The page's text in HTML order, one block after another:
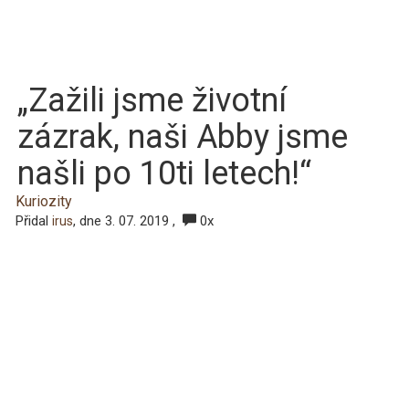
„Zažili jsme životní
zázrak, naši Abby jsme
našli po 10ti letech!“
Kuriozity
Přidal irus, dne 3. 07. 2019 , 0x